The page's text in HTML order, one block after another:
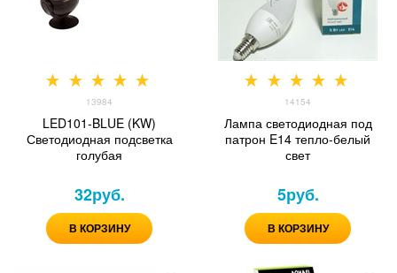
13984
LED101-BLUE (KW)
Светодиодная подсветка
голубая
32руб.
В КОРЗИНУ
14154
Лампа светодиодная под
патрон E14 тепло-белый
свет
5руб.
В КОРЗИНУ